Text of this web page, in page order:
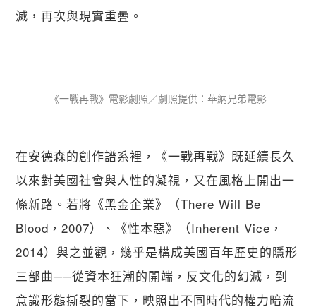
滅，再次與現實重疊。
《一戰再戰》電影劇照／劇照提供：華納兄弟電影
在安德森的創作譜系裡，《一戰再戰》既延續長久
以來對美國社會與人性的凝視，又在風格上開出一
條新路。若將《黑金企業》（There Will Be
Blood，2007）、《性本惡》（Inherent Vice，
2014）與之並觀，幾乎是構成美國百年歷史的隱形
三部曲──從資本狂潮的開端，反文化的幻滅，到
意識形態撕裂的當下，映照出不同時代的權力暗流